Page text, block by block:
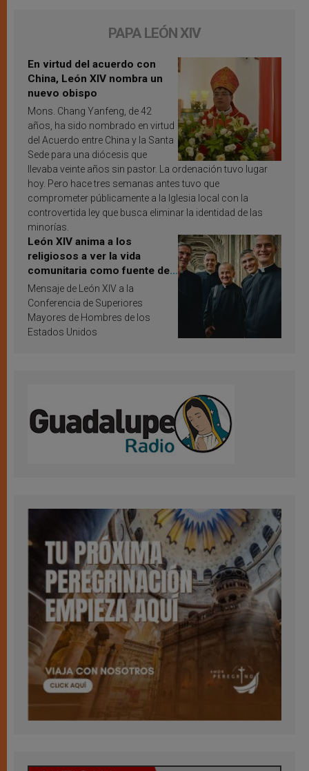
PAPA LEÓN XIV
En virtud del acuerdo con
China, León XIV nombra un
nuevo obispo
Mons. Chang Yanfeng, de 42
años, ha sido nombrado en virtud
del Acuerdo entre China y la Santa
Sede para una diócesis que
llevaba veinte años sin pastor. La ordenación tuvo lugar
hoy. Pero hace tres semanas antes tuvo que
comprometer públicamente a la Iglesia local con la
controvertida ley que busca eliminar la identidad de las
minorías.
León XIV anima a los
religiosos a ver la vida
comunitaria como fuente de
inspiración y santificación
Mensaje de León XIV a la
Conferencia de Superiores
Mayores de Hombres de los
Estados Unidos